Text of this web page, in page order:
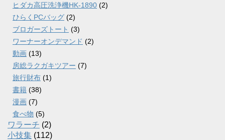
ヒダカ高圧洗浄機HK-1890 (2)
ひらくPCバッグ (2)
ブロガーズトート (3)
ワーナーオンデマンド (2)
動画 (13)
房総ラクガキツアー (7)
旅行財布 (1)
書籍 (38)
漫画 (7)
食べ物 (5)
ワラーチ (2)
小技集 (112)